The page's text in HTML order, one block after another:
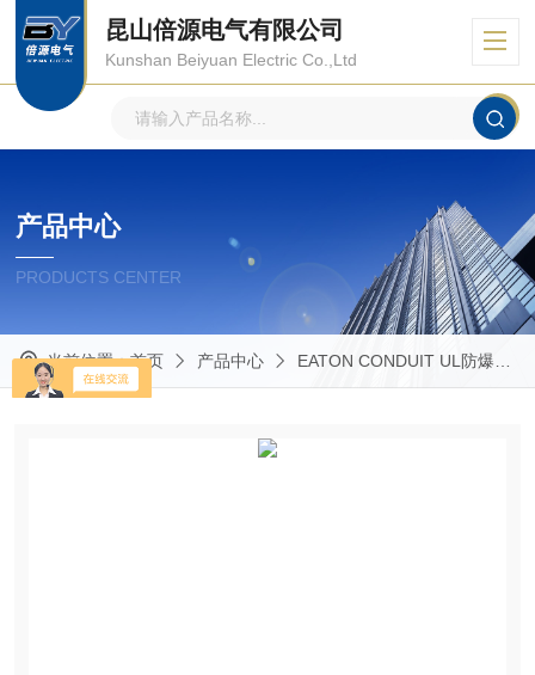
昆山倍源电气有限公司
Kunshan Beiyuan Electric Co.,Ltd
产品中心
PRODUCTS CENTER
当前位置：首页 产品中心 EATON CONDUIT UL防爆管件